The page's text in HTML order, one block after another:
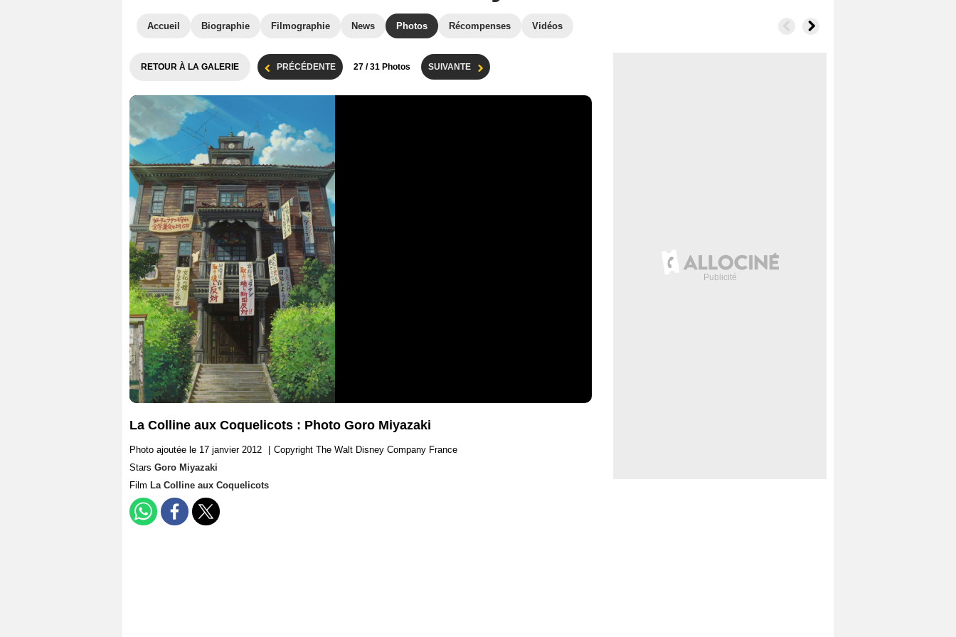
Accueil Biographie Filmographie News Photos Récompenses Vidéos
RETOUR À LA GALERIE PRÉCÉDENTE 27 / 31 Photos SUIVANTE
La Colline aux Coquelicots : Photo Goro Miyazaki
Photo ajoutée le 17 janvier 2012
Copyright The Walt Disney Company France
Stars Goro Miyazaki
Film La Colline aux Coquelicots